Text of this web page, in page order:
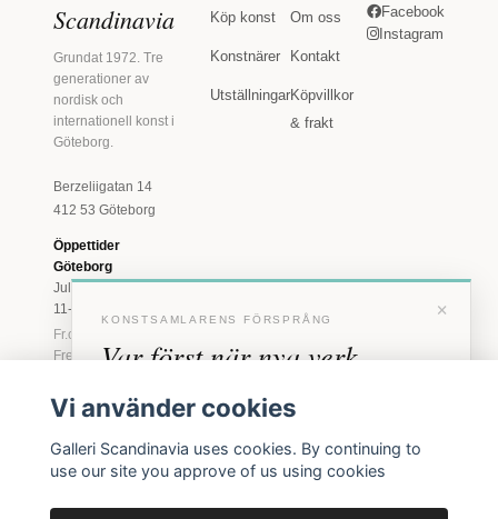
Scandinavia
Grundat 1972. Tre
generationer av
nordisk och
internationell konst i
Göteborg.
Berzeliigatan 14
412 53 Göteborg
Öppettider
Göteborg
Juli: Tis 11-18 · Lör
11-16
Fr.o.m. augusti: Tis-
Fre 11-18 · Lör 11-
Marstrand
2026
Tis-Fre 11-18 ·
Köp konst
Konstnärer
Utställningar
Om oss
Kontakt
Köpvillkor
& frakt
Facebook
Instagram
×
KONSTSAMLARENS FÖRSPRÅNG
Var först när nya verk
anländer
inbjudningar till vernissage, innan vi annonserar
offentligt.
Vi använder cookies
Galleri Scandinavia uses cookies. By continuing to
use our site you approve of us using cookies